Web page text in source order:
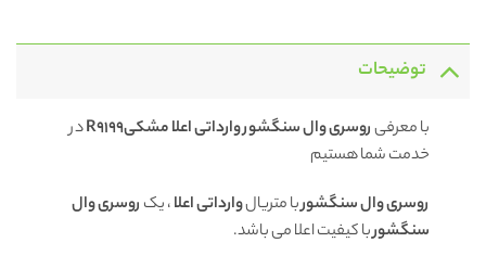
توضیحات
با معرفیروسری وال سنگشور وارداتی اعلا مشکیR9199
در
خدمت شما هستیم
روسری وال سنگشوربا متریالوارداتی اعلا، یک روسری وال
سنگشوربا کیفیت اعلا می باشد.